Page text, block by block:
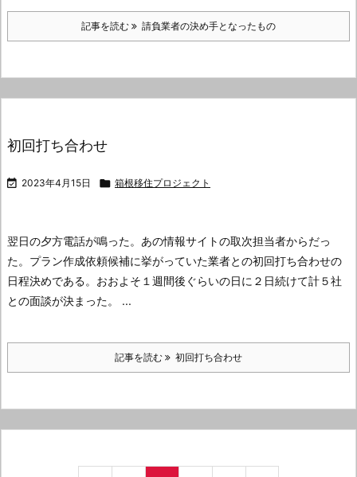
記事を読む 請負業者の決め手となったもの
初回打ち合わせ
 2023年4月15日  箱根移住プロジェクト
翌日の夕方電話が鳴った。 あの情報サイトの取次担当者からだっ
た。 プラン作成依頼候補に挙がっていた業者との初回打ち合わせの
日程決めである。 おおよそ１週間後ぐらいの日に２日続けて計５社
との面談が決まった。 ...
記事を読む 初回打ち合わせ